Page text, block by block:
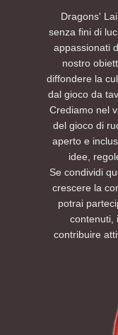
Dragons'
senza fini di
appassionati
nostro
diffondere la
dal gioco da
Crediamo nel
del gioco di
aperto e
idee,
Se condividi
crescere la
potrai
contenuti,
contribuire